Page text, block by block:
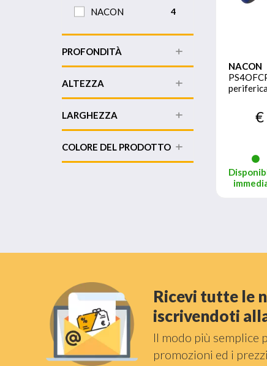
NACON
€
NACON 4
PROFONDITÀ
ALTEZZA
LARGHEZZA
COLORE DEL PRODOTTO
Ricevi tutte le
iscrivendoti
Il modo più semplice
promozioni ed i